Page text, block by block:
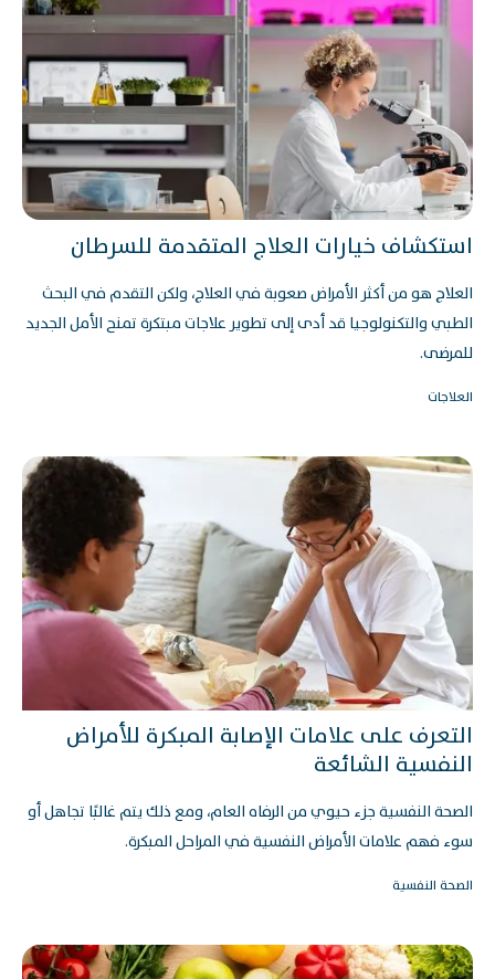
استكشاف خيارات العلاج المتقدمة للسرطان
العلاج هو من أكثر الأمراض صعوبة في العلاج، ولكن التقدم في البحث
الطبي والتكنولوجيا قد أدى إلى تطوير علاجات مبتكرة تمنح الأمل الجديد
للمرضى.
العلاجات
التعرف على علامات الإصابة المبكرة للأمراض
النفسية الشائعة
الصحة النفسية جزء حيوي من الرفاه العام، ومع ذلك يتم غالبًا تجاهل أو
سوء فهم علامات الأمراض النفسية في المراحل المبكرة.
الصحة النفسية